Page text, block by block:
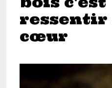
ressentir
cœur